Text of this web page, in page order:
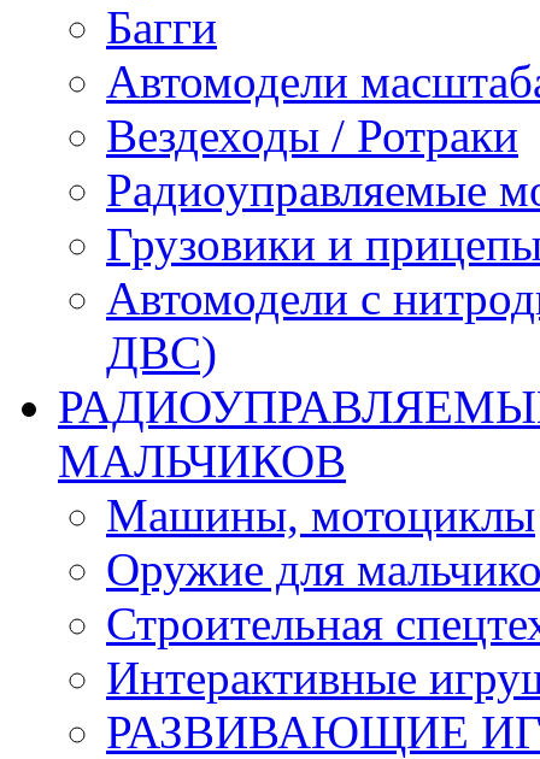
Багги
Автомодели
Вездеходы / Ротраки
Радиоуправляемые
Грузовики и
Автомодели с
ДВС)
МАЛЬЧИКОВ
Машины, мотоциклы
Оружие для
Строительная
Интерактивные
РАЗВИВАЮЩИЕ